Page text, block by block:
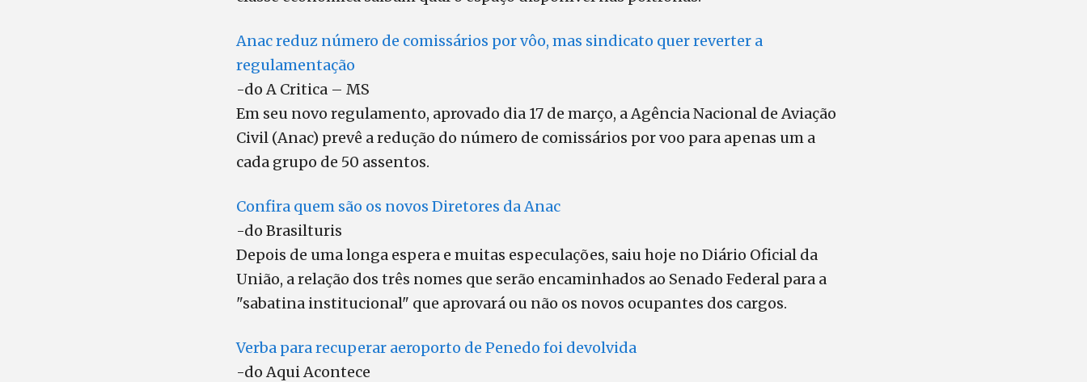
Anac reduz número de comissários por vôo, mas sindicato quer reverter a
regulamentação
-do A Critica – MS
Em seu novo regulamento, aprovado dia 17 de março, a Agência Nacional de Aviação
Civil (Anac) prevê a redução do número de comissários por voo para apenas um a
cada grupo de 50 assentos.
Confira quem são os novos Diretores da Anac
-do Brasilturis
Depois de uma longa espera e muitas especulações, saiu hoje no Diário Oficial da
União, a relação dos três nomes que serão encaminhados ao Senado Federal para a
"sabatina institucional" que aprovará ou não os novos ocupantes dos cargos.
Verba para recuperar aeroporto de Penedo foi devolvida
-do Aqui Acontece